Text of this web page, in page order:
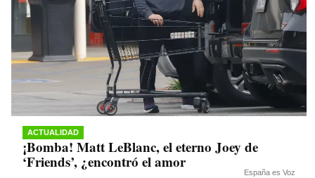
ACTUALIDAD
¡Bomba! Matt LeBlanc, el eterno Joey de
‘Friends’, ¿encontró el amor
España es Voz